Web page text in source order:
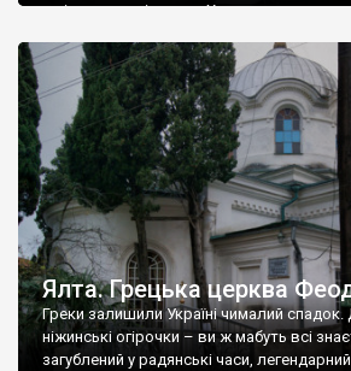
є відданими вірянами Христа
Ялта. Грецька церква
Греки залишили Україні чималий спадок.
ніжинські огірочки – ви ж мабуть всі
загублений у радянські часи,